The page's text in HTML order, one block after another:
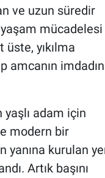
ve uzun süredir
mücadelesi
yıkılma
amcanın
yaşlı adam için
modern bir
yanına kurulan
Artık başını